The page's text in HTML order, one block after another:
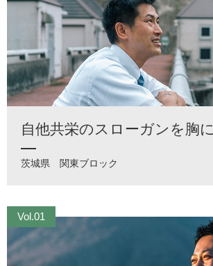
自他共栄のスローガンを胸に
茨城県 関東ブロック
Vol.01